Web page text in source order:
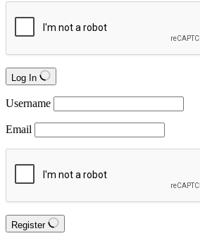
Log In
Username
Email
Register